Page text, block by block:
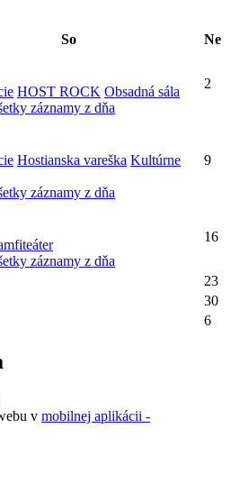
So Ne
HOST ROCK Obsadná sála
záznamy z dňa
2
Hostianska vareška Kultúrne
záznamy z dňa
9
záznamy z dňa
16
23
30
6
v mobilnej aplikácii -